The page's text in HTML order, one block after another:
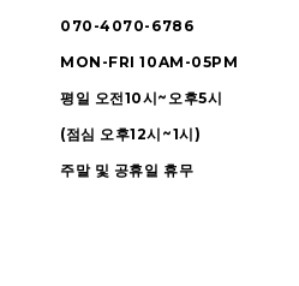
070-4070-6786
MON-FRI 10AM-05PM
평일 오전10시~오후5시
(점심 오후12시~1시)
주말 및 공휴일 휴무